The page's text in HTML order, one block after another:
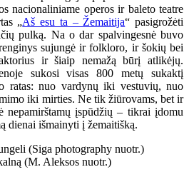
nacionaliniame operos ir baleto teatre
„Aš esu ta – Žemaitija“ pasigrožėti
pulką. Na o dar spalvingesnė buvo
sujungė ir folkloro, ir šokių bei
ir šiaip nemažą būrį atlikėjų.
sukosi visas 800 metų sukaktį
ratas: nuo vardynų iki vestuvių, nuo
iki mirties. Ne tik žiūrovams, bet ir
nepamirštamų įspūdžių – tikrai įdomu
dienai išmainyti į žemaitišką.